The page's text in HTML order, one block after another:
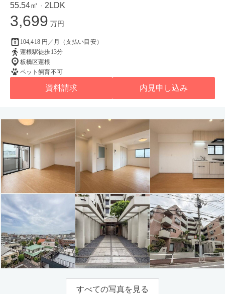
55.54㎡ ・ 2LDK
3,699 万円
104,418 円／月（支払い目安）
蓮根駅徒歩13分
板橋区蓮根
ペット飼育不可
資料請求 内見申し込み
すべての写真を見る